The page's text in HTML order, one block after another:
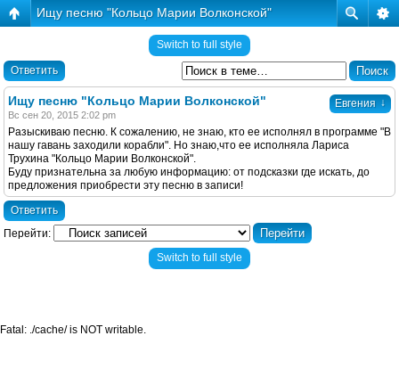
Ищу песню "Кольцо Марии Волконской"
Switch to full style
Ответить
Евгения ↓
Ищу песню "Кольцо Марии Волконской"
Вс сен 20, 2015 2:02 pm
Разыскиваю песню. К сожалению, не знаю, кто ее исполнял в программе "В
нашу гавань заходили корабли". Но знаю,что ее исполняла Лариса
Трухина "Кольцо Марии Волконской".
Буду признательна за любую информацию: от подсказки где искать, до
предложения приобрести эту песню в записи!
Ответить
Перейти:
Switch to full style
Fatal: ./cache/ is NOT writable.